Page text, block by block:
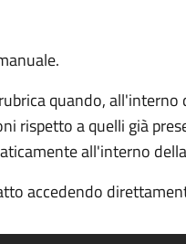
quando,
rispetto a quelli già
all'interno
accedendo